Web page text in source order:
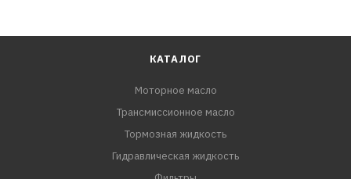
КАТАЛОГ
Моторное масло
Трансмиссионное масло
Тормозная жидкость
Гидравлическая жидкость